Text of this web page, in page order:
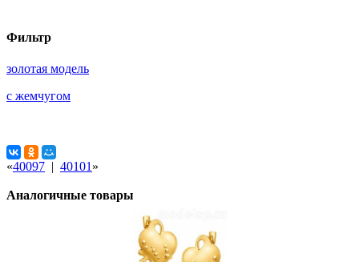
Фильтр
золотая модель
с жемчугом
«40097 | 40101 »
Аналогичные товары